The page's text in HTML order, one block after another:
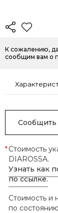
К сожалению,
сообщим вам о
Сообщить
*Стоимость
DIAROSSA.
Узнать как
по ссылке.
Стоимость и
по